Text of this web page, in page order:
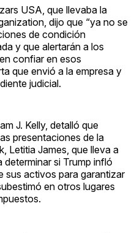
USA, que llevaba la
dijo que “ya no se
de condición
y que alertarán a los
confiar en esos
que envió a la empresa y
judicial.
J. Kelly, detalló que
presentaciones de la
Letitia James, que lleva a
si Trump infló
sus activos para garantizar
en otros lugares